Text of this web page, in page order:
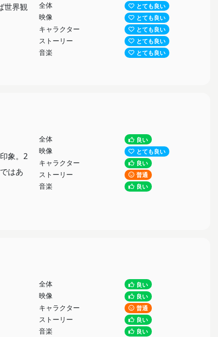
全体 とても良い
映像 とても良い
キャラクター とても良い
ストーリー とても良い
音楽 とても良い
世界観
全体 良い
映像 とても良い
キャラクター 良い
ストーリー 普通
音楽 良い
象。2
はあ
全体 良い
映像 良い
キャラクター 普通
ストーリー 良い
音楽 良い